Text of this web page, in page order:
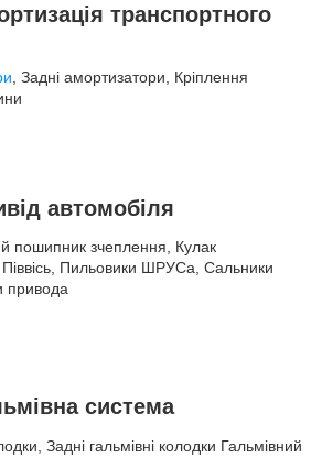
транспортного
, Задні амортизатори, Кріплення
автомобіля
пошипник зчеплення, Кулак
Пильовики ШРУСа, Сальники
привода
система
Задні гальмівні колодки Гальмівний